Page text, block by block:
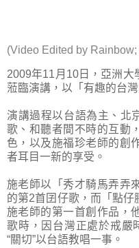
(Video Edited by Rainbow
2009年11月10日，亞洲大
蒞臨演講，以「有趣的台
演講過程以台語為主、北
歌、和聽者間不時的互動
色，以及施福珍老師的創
者耳目一新的享受。
施老師以「秀才騎馬弄弄
的第2首囝仔歌，而「點
施老師的第一首創作品，
歌時，因台灣正處於戒嚴
“關切”以台語教唱一事。